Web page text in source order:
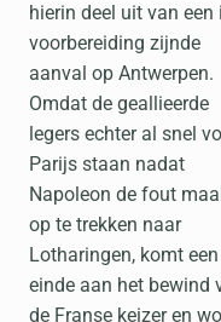
hierin deel uit van een
voorbereiding zijnde
aanval op Antwerpen.
Omdat de geallieerde
legers echter al snel
Parijs staan nadat
Napoleon de fout
op te trekken naar
Lotharingen, komt een
einde aan het bewind
de Franse keizer en